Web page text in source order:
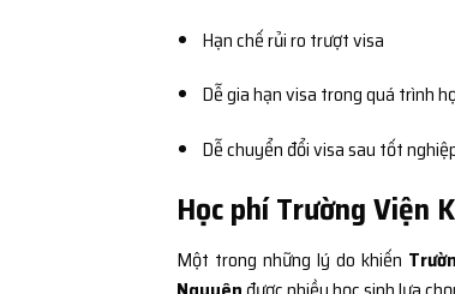
Hạn chế rủi ro trượt visa
Dễ gia hạn visa trong quá trình
Dễ chuyển đổi visa sau tốt
Học phí Trường Viện
Một trong những lý do khiến